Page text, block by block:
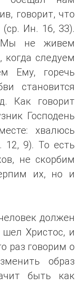
говорит, что
Ин. 16, 33).
Мы не живем
когда следуем
Ему, горечь
становится
Как говорит
Господень
хвалюсь
9). То есть
не скорбим
их, но и
должен
Христос, и
раз говорим о
образ
быть как